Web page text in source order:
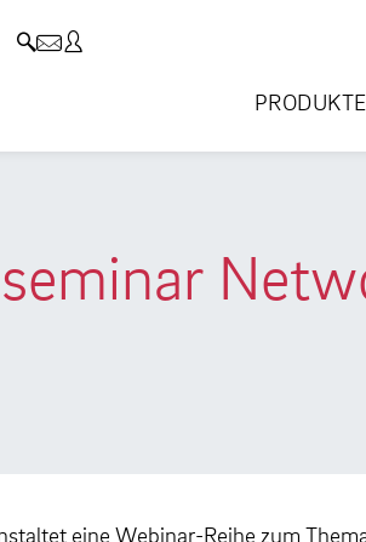
PRODUKTE
eine Webinar-Reihe zum